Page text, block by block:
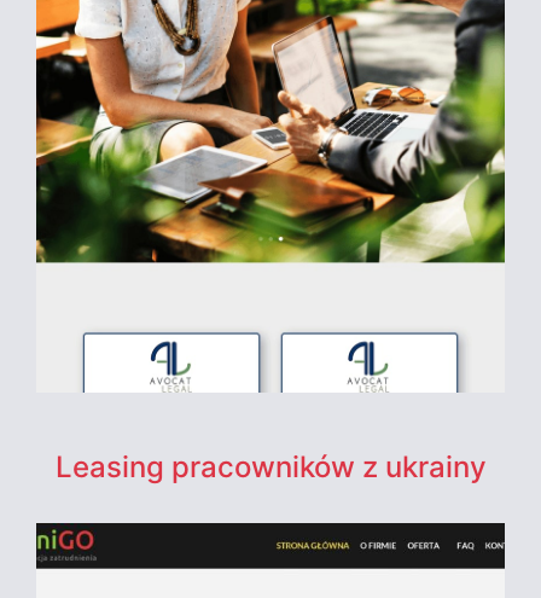
Leasing pracowników z ukrainy